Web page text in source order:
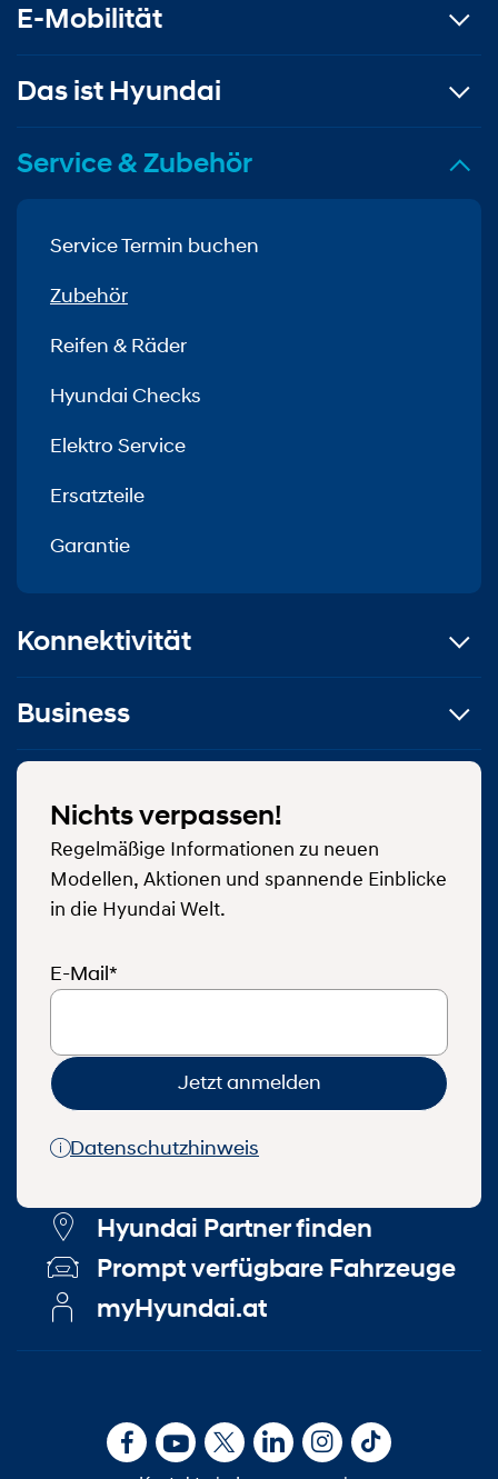
E-Mobilität
Das ist Hyundai
Service & Zubehör
Service Termin buchen
Zubehör
Reifen & Räder
Hyundai Checks
Elektro Service
Ersatzteile
Garantie
Konnektivität
Business
Nichts verpassen!
Regelmäßige Informationen zu neuen
Modellen, Aktionen und spannende Einblicke
in die Hyundai Welt.
E-Mail*
Jetzt anmelden
Datenschutzhinweis
Hyundai Partner finden
Prompt verfügbare Fahrzeuge
myHyundai.at